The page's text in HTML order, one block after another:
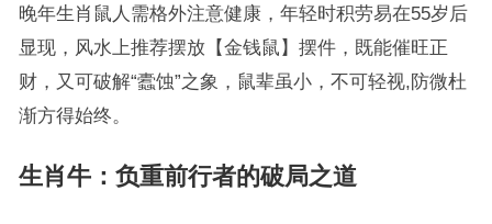
晚年生肖鼠人需格外注意健康，年轻时积劳易在55岁后
显现，风水上推荐摆放【金钱鼠】摆件，既能催旺正
财，又可破解“蠹蚀”之象，鼠辈虽小，不可轻视,防微杜
渐方得始终。
生肖牛：负重前行者的破局之道